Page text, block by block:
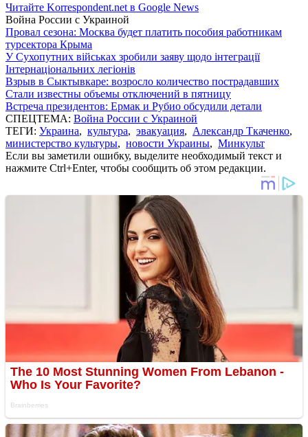
Читайте Korrespondent.net в Google News
Война России с Украиной
Провал сезона: Москва будет платить пособия работникам
турсектора Крыма
У Сухопутних військах зробили заяву щодо інтеграції
Інтернаціональних легіонів
Взрыв в Сыктывкаре: возросло количество пострадавших
Стали известны объемы отключений в пятницу
Встреча президентов: Ермак и Рубио обсудили детали
СПЕЦТЕМА: Война России с Украиной
ТЕГИ: Украина, культура, эвакуация, Александр Ткаченко,
министерство культуры, новости Украины, Минкульт
Если вы заметили ошибку, выделите необходимый текст и
нажмите Ctrl+Enter, чтобы сообщить об этом редакции.